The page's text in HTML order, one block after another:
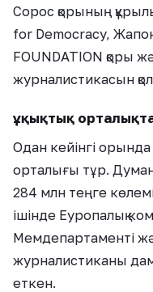
Сорос қорының
for Democracy,
FOUNDATION қоры
журналистикасын
Құқықтық
Одан кейінгі орында
орталығы тұр.
284 млн теңге
ішінде Еуропалық
Мемдепартаменті
журналистиканы
еткен.